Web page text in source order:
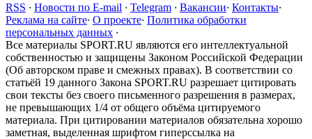
RSS · Новости по E-mail · Telegram · Вакансии· Контакты·
Реклама на сайте· О проекте· Политика обработки
персональных данных ·
Все материалы SPORT.RU являются его интеллектуальной
собственностью и защищены Законом Российской Федерации
(Об авторском праве и смежных правах). В соответствии со
статьёй 19 данного Закона SPORT.RU разрешает цитировать
свои тексты без своего письменного разрешения в размерах,
не превышающих 1/4 от общего объёма цитируемого
материала. При цитировании материалов обязательна хорошо
заметная, выделенная шрифтом гиперссылка на